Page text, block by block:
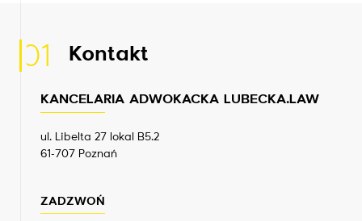
01 Kontakt
KANCELARIA ADWOKACKA LUBECKA.LAW
ul. Libelta 27 lokal B5.2
61-707 Poznań
ZADZWOŃ